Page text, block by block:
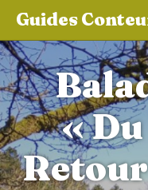
aller au contenu
Guides
«